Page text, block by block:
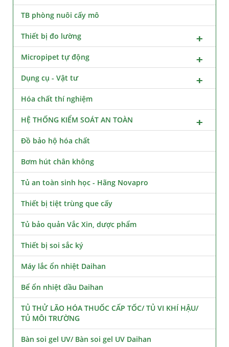
TB phòng nuôi cấy mô
Thiết bị đo lường
Micropipet tự động
Dụng cụ - Vật tư
Hóa chất thí nghiệm
HỆ THỐNG KIỂM SOÁT AN TOÀN
Đồ bảo hộ hóa chất
Bơm hút chân không
Tủ an toàn sinh học - Hãng Novapro
Thiết bị tiệt trùng que cấy
Tủ bảo quản Vắc Xin, dược phẩm
Thiết bị soi sắc ký
Máy lắc ổn nhiệt Daihan
Bể ổn nhiệt dầu Daihan
TỦ THỬ LÃO HÓA THUỐC CẤP TỐC/ TỦ VI KHÍ HẬU/
TỦ MÔI TRƯỜNG
Bàn soi gel UV/ Bàn soi gel UV Daihan